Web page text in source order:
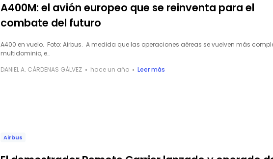
A400M: el avión europeo que se reinventa para el
combate del futuro
A400 en vuelo. Foto: Airbus. A medida que las operaciones aéreas se vuelven más
multidominio, e…
DANIEL A. CÁRDENAS GÁLVEZ
hace un año Leer más
Airbus